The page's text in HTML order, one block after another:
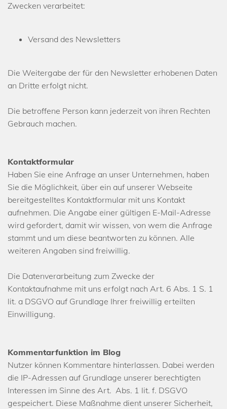
Zwecken verarbeitet:
Versand des Newsletters
Die Weitergabe der für den Newsletter erhobenen Daten
an Dritte erfolgt nicht.
Die betroffene Person kann jederzeit von ihren Rechten
Gebrauch machen.
Kontaktformular
Haben Sie eine Anfrage an unser Unternehmen, haben
Sie die Möglichkeit, über ein auf unserer Webseite
bereitgestelltes Kontaktformular mit uns Kontakt
aufnehmen. Die Angabe einer gültigen E-Mail-Adresse
wird gefordert, damit wir wissen, von wem die Anfrage
stammt und um diese beantworten zu können. Alle
weiteren Angaben sind freiwillig.
Die Datenverarbeitung zum Zwecke der
Kontaktaufnahme mit uns erfolgt nach Art. 6 Abs. 1 S. 1
lit. a DSGVO auf Grundlage Ihrer freiwillig erteilten
Einwilligung.
Kommentarfunktion im Blog
Nutzer können Kommentare hinterlassen. Dabei werden
die IP-Adressen auf Grundlage unserer berechtigten
Interessen im Sinne des Art. Abs. 1 lit. f. DSGVO
gespeichert. Diese Maßnahme dient unserer Sicherheit,